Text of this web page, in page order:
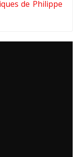
de Philippe